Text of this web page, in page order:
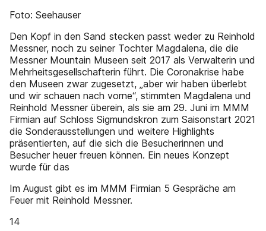
Foto: Seehauser
Den Kopf in den Sand stecken passt weder zu Reinhold
Messner, noch zu seiner Tochter Magdalena, die die
Messner Mountain Museen seit 2017 als Verwalterin und
Mehrheitsgesellschafterin führt. Die Coronakrise habe
den Museen zwar zugesetzt, „aber wir haben überlebt
und wir schauen nach vorne“, stimmten Magdalena und
Reinhold Messner überein, als sie am 29. Juni im MMM
Firmian auf Schloss Sigmundskron zum Saisonstart 2021
die Sonderausstellungen und weitere Highlights
präsentierten, auf die sich die Besucherinnen und
Besucher heuer freuen können. Ein neues Konzept
wurde für das
Im August gibt es im MMM Firmian 5 Gespräche am
Feuer mit Reinhold Messner.
14